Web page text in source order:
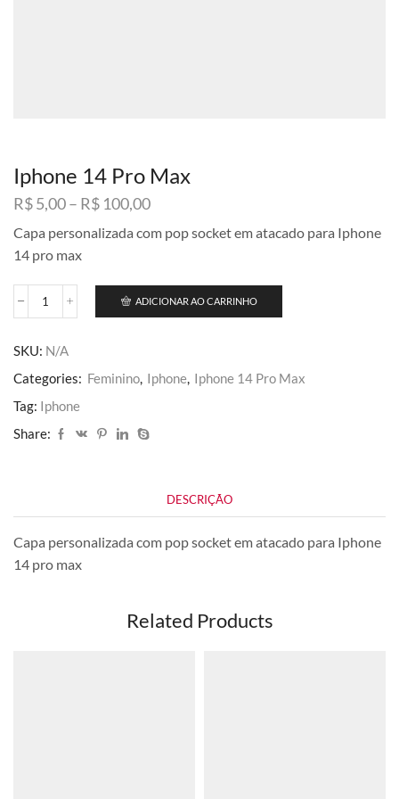
Iphone 14 Pro Max
R$5,00– R$ 100,00Faixa
preço:
R$ 100,00
Capa personalizada com pop socket em atacado para Iphone
14 pro max
Iphone
Max
quantidade
ADICIONAR AO CARRINHO
SKU: N/A
Categories: Feminino, Iphone, Iphone 14 Pro Max
Tag: Iphone
Share:
DESCRIÇÃO
Capa personalizada com pop socket em atacado para Iphone
14 pro max
Related Products